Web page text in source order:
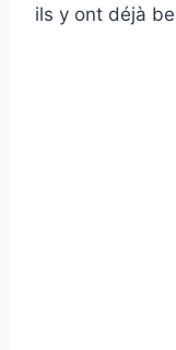
ils y ont déjà